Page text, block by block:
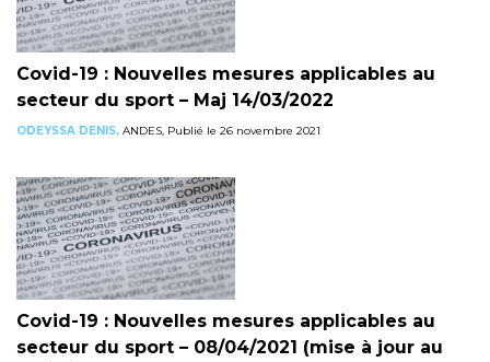
Covid-19 : Nouvelles mesures applicables au
secteur du sport – Maj 14/03/2022
ODEYSSA DENIS, ANDES, Publié le 26 novembre 2021
Covid-19 : Nouvelles mesures applicables au
secteur du sport – 08/04/2021 (mise à jour au